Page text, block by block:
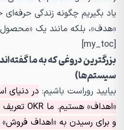
یاد بگیریم چگونه زندگی حرفه‌ای
«هدف»، بلکه مانند یک
[my_toc]
بزرگترین دروغی که به ما
سیستم‌ها)
بیایید روراست باشیم: در دنیای
و برای رسیدن به «اهداف